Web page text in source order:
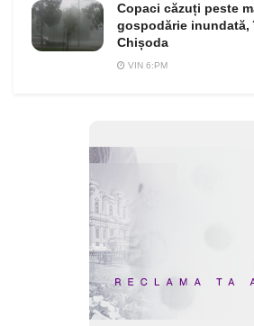
Copaci căzuți peste
gospodărie inundată,
Chișoda
VIN 6:PM